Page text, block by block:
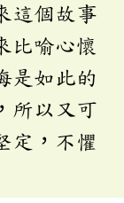
這個故事
比喻心懷
是如此的
所以又可
定，不懼